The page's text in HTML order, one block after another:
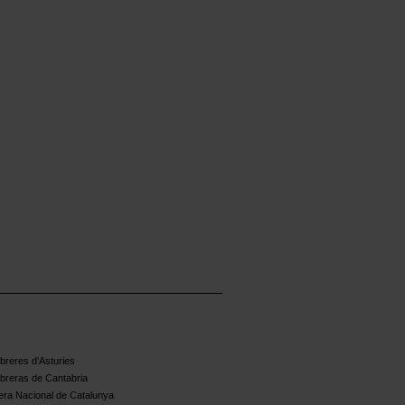
d'Asturies
de Cantabria
Nacional de Catalunya